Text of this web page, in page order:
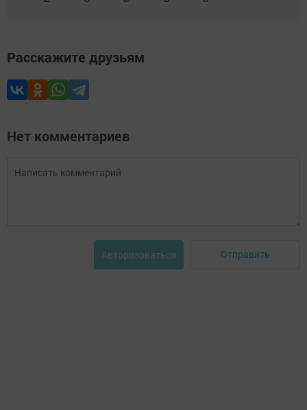
Расскажите друзьям
Нет комментариев
Авторизоваться Отправить